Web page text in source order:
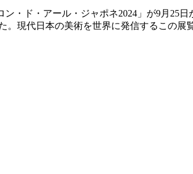
・ド・アール・ジャポネ2024」が9月25日
現代日本の美術を世界に発信するこの展